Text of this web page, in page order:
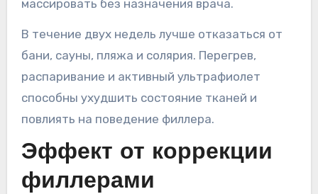
массировать без назначения врача.
В течение двух недель лучше отказаться от
бани, сауны, пляжа и солярия. Перегрев,
распаривание и активный ультрафиолет
способны ухудшить состояние тканей и
повлиять на поведение филлера.
Эффект от коррекции
филлерами